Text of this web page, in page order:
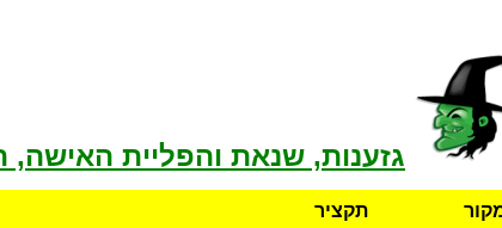
גזענות, שנאת והפליית האישה,
תקציר